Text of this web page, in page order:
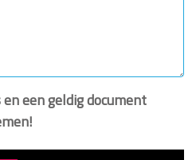
een geldig document